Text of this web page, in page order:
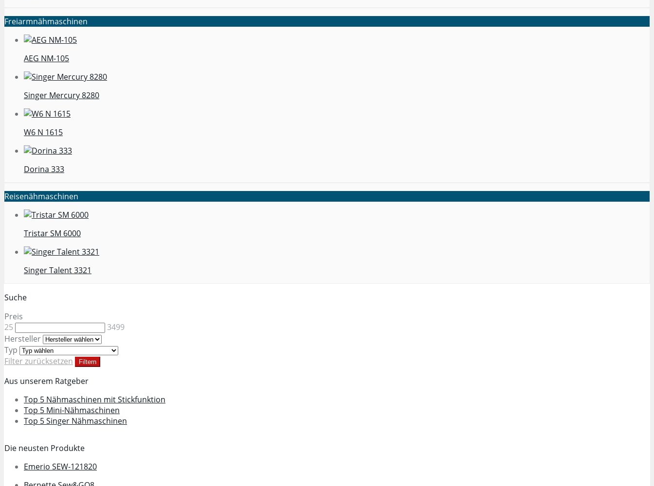
Freiarmnähmaschinen
AEG NM-105
Singer Mercury 8280
W6 N 1615
Dorina 333
Reisenähmaschinen
Tristar SM 6000
Singer Talent 3321
Suche
Preis
25
3499
Hersteller
Typ
Filter zurücksetzen
Filtern
Aus unserem Ratgeber
Top 5 Nähmaschinen mit Stickfunktion
Top 5 Mini-Nähmaschinen
Top 5 Singer Nähmaschinen
Die neusten Produkte
Emerio SEW-121820